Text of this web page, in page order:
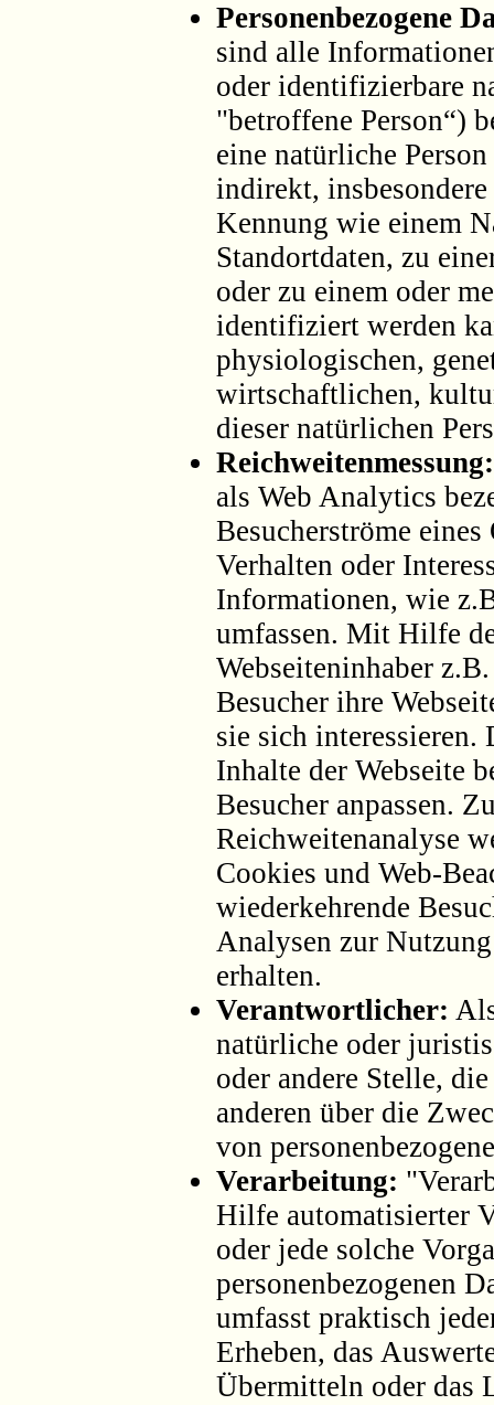
Personenbezogene
sind alle
oder identifizierbare
"betroffene Person“)
eine natürliche
indirekt,
Kennung wie einem
Standortdaten, zu
oder zu einem oder
identifiziert werden
physiologischen,
wirtschaftlichen,
dieser natürlichen
Reichweitenmessung:
als Web Analytics
Besucherströme
Verhalten oder
Informationen, wie
umfassen. Mit Hilfe
Webseiteninhaber
Besucher ihre
sie sich interessieren.
Inhalte der Webseite
Besucher anpassen.
Reichweitenanalyse
Cookies und Web-
wiederkehrende
Analysen zur
erhalten.
Verantwortlicher:
natürliche oder
oder andere Stelle,
anderen über die
von
Verarbeitung:
Hilfe automatisierter
oder jede solche
personenbezogenen
umfasst praktisch
Erheben, das
Übermitteln oder das